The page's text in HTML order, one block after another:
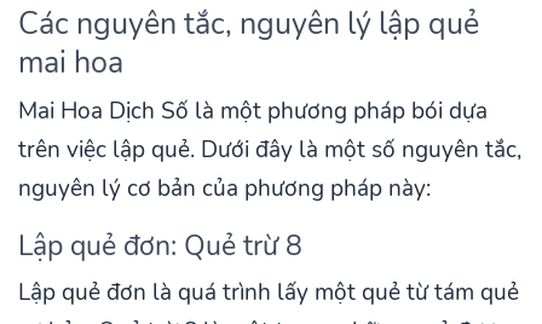
Các nguyên tắc, nguyên lý lập quẻ
mai hoa
Mai Hoa Dịch Số là một phương pháp bói dựa
trên việc lập quẻ. Dưới đây là một số nguyên tắc,
nguyên lý cơ bản của phương pháp này:
Lập quẻ đơn: Quẻ trừ 8
Lập quẻ đơn là quá trình lấy một quẻ từ tám quẻ